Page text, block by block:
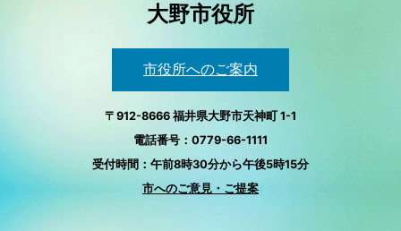
大野市役所
市役所へのご案内
〒912-8666 福井県大野市天神町 1-1
電話番号：0779-66-1111
受付時間：午前8時30分から午後5時15分
市へのご意見・ご提案